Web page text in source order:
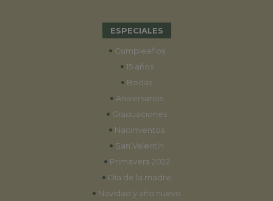
ESPECIALES
• Cumpleaños
• 15 años
• Bodas
• Aniversarios
• Graduaciones
• Nacimientos
• San Valentín
• Primavera 2022
• Día de la madre
• Navidad y año nuevo